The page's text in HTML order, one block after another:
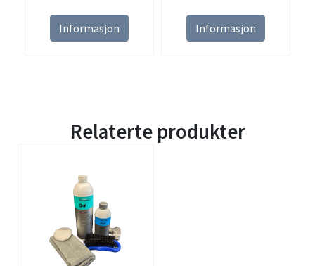
Informasjon Informasjon
Relaterte produkter